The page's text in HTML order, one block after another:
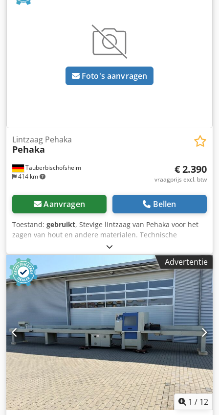
Foto's aanvragen
Tauberbischofsheim
414 km
Lintzaag Pehaka
Pehaka
€ 2.390
vraagprijs excl. btw
Aanvragen Bellen
Toestand: gebruikt, Stevige lintzaag van Pehaka voor het
zagen van hout en andere materialen. Technische
specificaties: - Diameter zaagblad: 800 mm Csdpfszryvgex
Ag Eeha - Motor: 3 kW - Maximale zaaghoogte: ca. 350 mm
Advertentie
1 / 12